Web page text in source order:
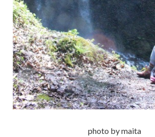
photo by maita